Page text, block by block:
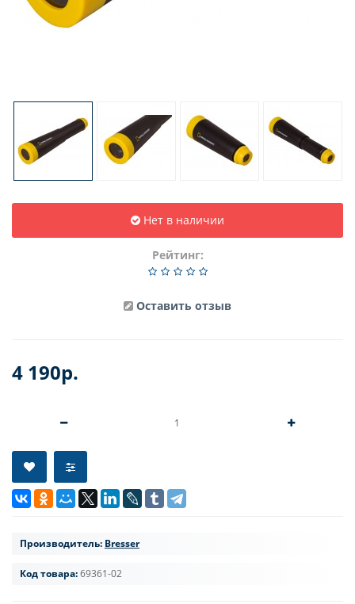
Нет в наличии
Рейтинг:
Оставить отзыв
4 190р.
Производитель: Bresser
Код товара:69361-02